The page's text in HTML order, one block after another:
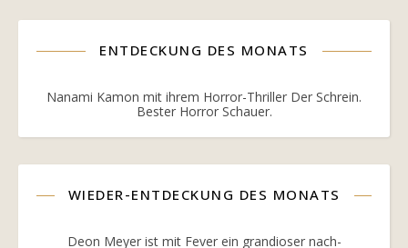
ENTDECKUNG DES MONATS
Nanami Kamon mit ihrem Horror-Thriller Der Schrein.
Bester Horror Schauer.
WIEDER-ENTDECKUNG DES MONATS
Deon Meyer ist mit Fever ein grandioser nach-